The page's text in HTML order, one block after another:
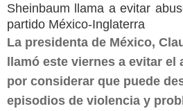
Sheinbaum llama a evitar
partido México-Inglaterra
La presidenta de México,
llamó este viernes a evitar
por considerar que puede
episodios de violencia y